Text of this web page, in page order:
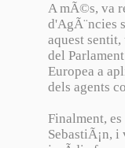
A mÃ©s, va
d'AgÃ¨ncies
aquest
del
Europea a
dels agents
Finalment,
SebastiÃ¡n, i